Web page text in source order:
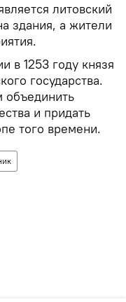
литовский
здания, а жители
в 1253 году князя
государства.
объединить
и придать
того времени.